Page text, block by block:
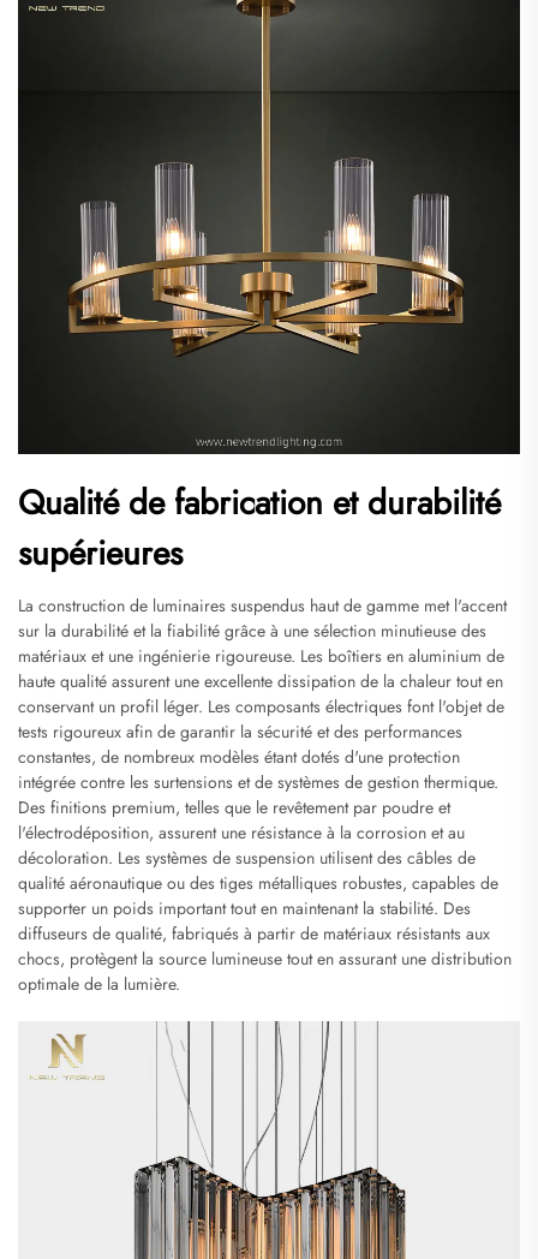
Qualité de fabrication et durabilité
supérieures
La construction de luminaires suspendus haut de gamme met l'accent
sur la durabilité et la fiabilité grâce à une sélection minutieuse des
matériaux et une ingénierie rigoureuse. Les boîtiers en aluminium de
haute qualité assurent une excellente dissipation de la chaleur tout en
conservant un profil léger. Les composants électriques font l'objet de
tests rigoureux afin de garantir la sécurité et des performances
constantes, de nombreux modèles étant dotés d'une protection
intégrée contre les surtensions et de systèmes de gestion thermique.
Des finitions premium, telles que le revêtement par poudre et
l'électrodéposition, assurent une résistance à la corrosion et au
décoloration. Les systèmes de suspension utilisent des câbles de
qualité aéronautique ou des tiges métalliques robustes, capables de
supporter un poids important tout en maintenant la stabilité. Des
diffuseurs de qualité, fabriqués à partir de matériaux résistants aux
chocs, protègent la source lumineuse tout en assurant une distribution
optimale de la lumière.